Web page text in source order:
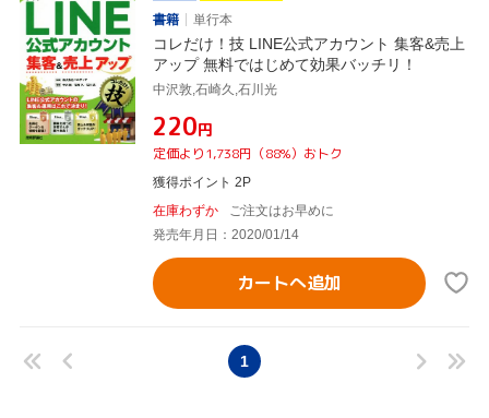
書籍
単行本
コレだけ！技 LINE公式アカウント 集客&売上
アップ 無料ではじめて効果バッチリ！
中沢敦,石崎久,石川光
¥220円
定価より1,738円（88%）おトク
獲得ポイント 2P
在庫わずか
ご注文はお早めに
発売年月日：2020/01/14
カートへ追加
1